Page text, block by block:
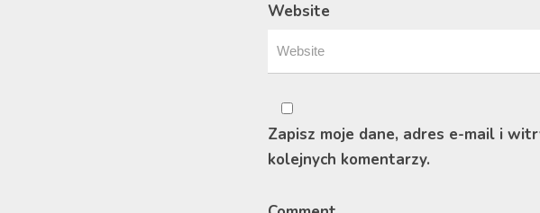
Website
Zapisz moje dane, adres e-mail i
kolejnych komentarzy.